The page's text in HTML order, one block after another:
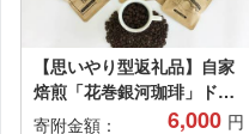
【思いやり型返礼品】自家
焙煎「花巻銀河珈琲」ドリ
ップバッグコーヒーセット
寄附金額： 6,000 円